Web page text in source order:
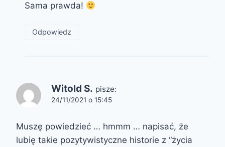
Sama prawda!
Odpowiedz
Witold S. pisze:
24/11/2021 o 15:45
Muszę powiedzieć … hmmm … napisać, że
lubię takie pozytywistyczne historie z “życia